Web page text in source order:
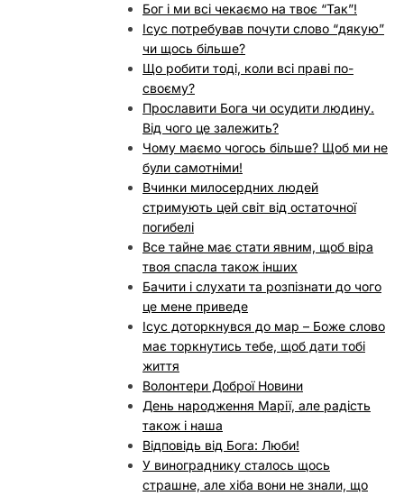
Бог і ми всі чекаємо на твоє “Так”!
Ісус потребував почути слово “дякую”
чи щось більше?
Що робити тоді, коли всі праві по-
своєму?
Прославити Бога чи осудити людину.
Від чого це залежить?
Чому маємо чогось більше? Щоб ми не
були самотніми!
Вчинки милосердних людей
стримують цей світ від остаточної
погибелі
Все тайне має стати явним, щоб віра
твоя спасла також інших
Бачити і слухати та розпізнати до чого
це мене приведе
Ісус доторкнувся до мар – Боже слово
має торкнутись тебе, щоб дати тобі
життя
Волонтери Доброї Новини
День народження Марії, але радість
також і наша
Відповідь від Бога: Люби!
У винограднику сталось щось
страшне, але хіба вони не знали, що